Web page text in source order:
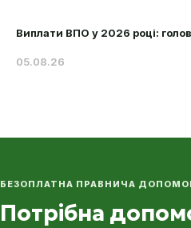
Виплати ВПО у 2026 році:
05.08.26
БЕЗОПЛАТНА ПРАВНИЧА
Потрібна